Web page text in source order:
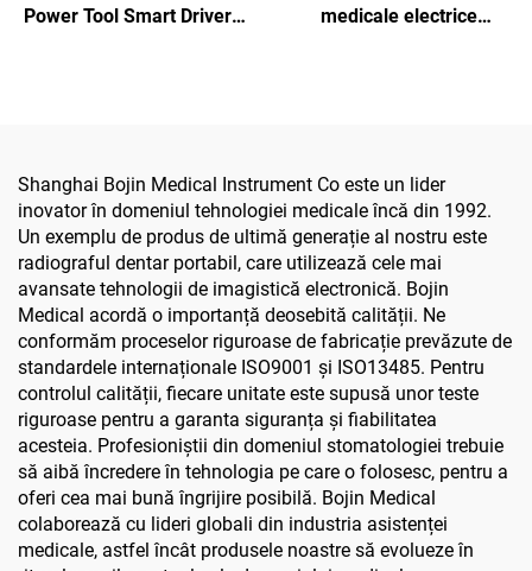
Power Tool Smart Driver -
medicale electrice
Shanghai Bojin Medical Instrument Co este un lider
inovator în domeniul tehnologiei medicale încă din 1992.
Un exemplu de produs de ultimă generație al nostru este
radiograful dentar portabil, care utilizează cele mai
avansate tehnologii de imagistică electronică. Bojin
Medical acordă o importanță deosebită calității. Ne
conformăm proceselor riguroase de fabricație prevăzute de
standardele internaționale ISO9001 și ISO13485. Pentru
controlul calității, fiecare unitate este supusă unor teste
riguroase pentru a garanta siguranța și fiabilitatea
acesteia. Profesioniștii din domeniul stomatologiei trebuie
să aibă încredere în tehnologia pe care o folosesc, pentru a
oferi cea mai bună îngrijire posibilă. Bojin Medical
colaborează cu lideri globali din industria asistenței
medicale, astfel încât produsele noastre să evolueze în